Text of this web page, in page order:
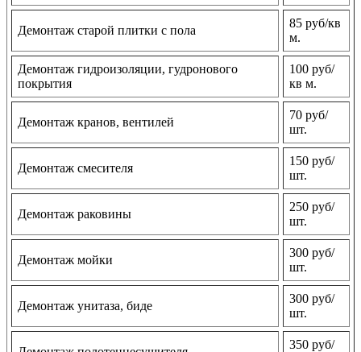
Демонтаж старой плитки с пола
85 руб/кв
м.
Демонтаж гидроизоляции, гудронового
покрытия
100 руб/
кв м.
Демонтаж кранов, вентилей
70 руб/
шт.
Демонтаж смесителя
150 руб/
шт.
Демонтаж раковины
250 руб/
шт.
Демонтаж мойки
300 руб/
шт.
Демонтаж унитаза, биде
300 руб/
шт.
350 руб/